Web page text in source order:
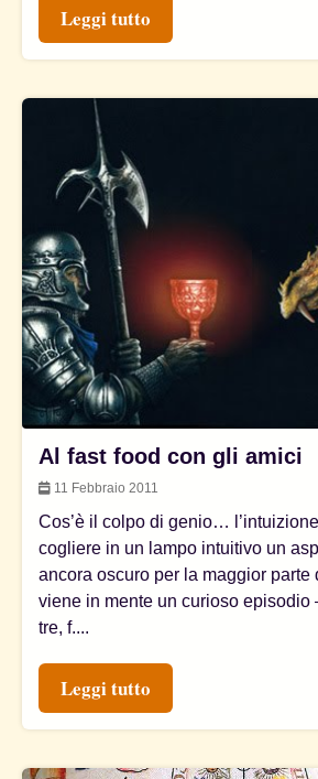
Leggi tutto
Al fast food con gli amici
11 Febbraio 2011
Cos’è il colpo di genio…
cogliere in un lampo intuitivo un
ancora oscuro per la maggior parte
viene in mente un curioso episodio
tre, f....
Leggi tutto